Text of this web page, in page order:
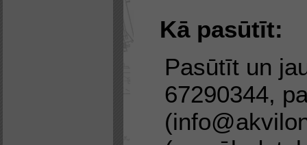
Kā pasūtīt:
Pasūtīt un
67290344,